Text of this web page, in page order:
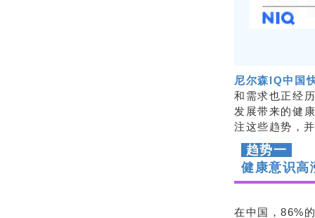
尼尔森IQ中国
和需求也正经
发展带来的健
注这些趋势，
趋势一
健康意识高
在中国，86%